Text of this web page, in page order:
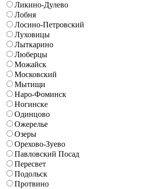
Ликино-Дулево
Лобня
Лосино-Петровский
Луховицы
Лыткарино
Люберцы
Можайск
Московский
Мытищи
Наро-Фоминск
Ногинске
Одинцово
Ожерелье
Озеры
Орехово-Зуево
Павловский Посад
Пересвет
Подольск
Протвино